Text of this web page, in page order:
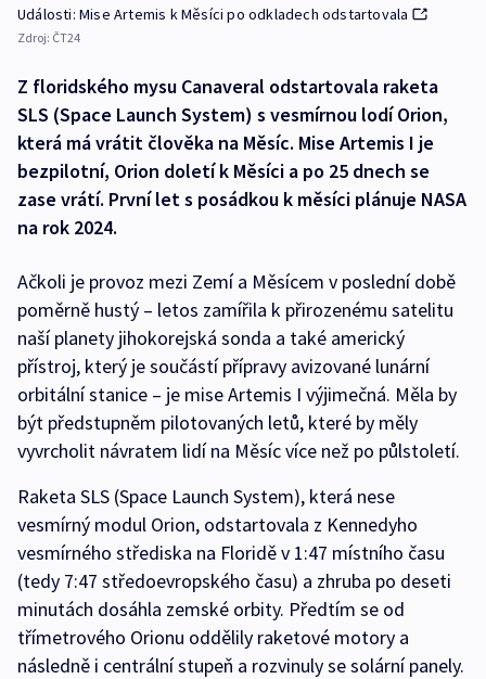
Události: Mise Artemis k Měsíci po odkladech odstartovala
Zdroj: ČT24
Z floridského mysu Canaveral odstartovala raketa
SLS (Space Launch System) s vesmírnou lodí Orion,
která má vrátit člověka na Měsíc. Mise Artemis I je
bezpilotní, Orion doletí k Měsíci a po 25 dnech se
zase vrátí. První let s posádkou k měsíci plánuje NASA
na rok 2024.
Ačkoli je provoz mezi Zemí a Měsícem v poslední době
poměrně hustý – letos zamířila k přirozenému satelitu
naší planety jihokorejská sonda a také americký
přístroj, který je součástí přípravy avizované lunární
orbitální stanice – je mise Artemis I výjimečná. Měla by
být předstupněm pilotovaných letů, které by měly
vyvrcholit návratem lidí na Měsíc více než po půlstoletí.
Raketa SLS (Space Launch System), která nese
vesmírný modul Orion, odstartovala z Kennedyho
vesmírného střediska na Floridě v 1:47 místního času
(tedy 7:47 středoevropského času) a zhruba po deseti
minutách dosáhla zemské orbity. Předtím se od
třímetrového Orionu oddělily raketové motory a
následně i centrální stupeň a rozvinuly se solární panely.